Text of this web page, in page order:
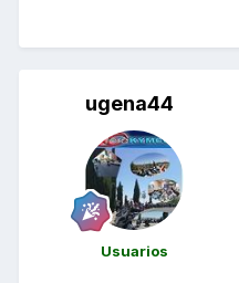
ugena44
Usuarios